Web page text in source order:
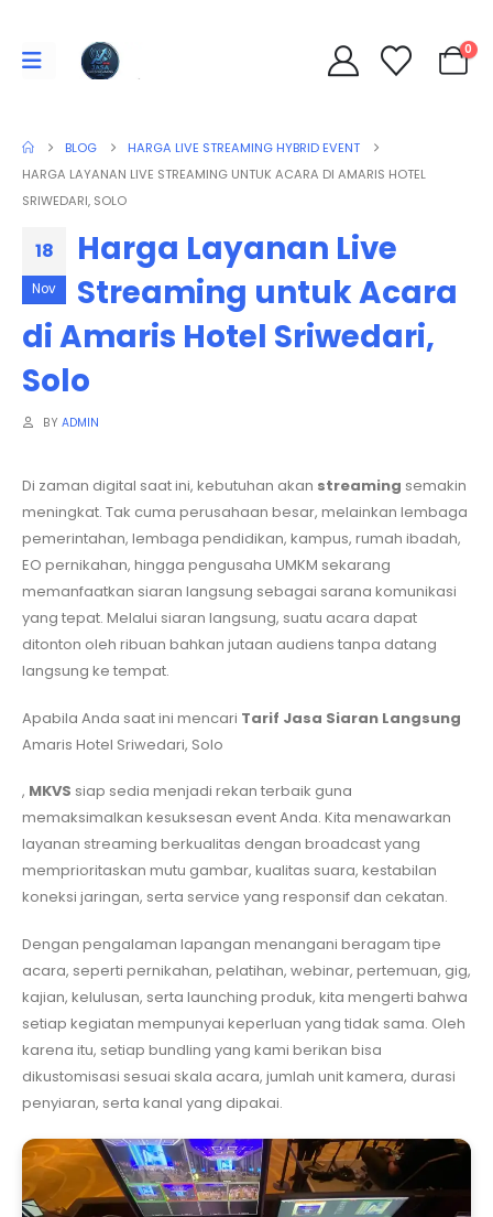
0
BLOG
HARGA LIVE STREAMING HYBRID EVENT
HARGA LAYANAN LIVE STREAMING UNTUK ACARA DI AMARIS HOTEL
SRIWEDARI, SOLO
18
Nov
Harga Layanan Live
Streaming untuk Acara
di Amaris Hotel Sriwedari,
Solo
BY ADMIN
Di zaman digital saat ini, kebutuhan akan streaming semakin
meningkat. Tak cuma perusahaan besar, melainkan lembaga
pemerintahan, lembaga pendidikan, kampus, rumah ibadah,
EO pernikahan, hingga pengusaha UMKM sekarang
memanfaatkan siaran langsung sebagai sarana komunikasi
yang tepat. Melalui siaran langsung, suatu acara dapat
ditonton oleh ribuan bahkan jutaan audiens tanpa datang
langsung ke tempat.
Apabila Anda saat ini mencari Tarif Jasa Siaran Langsung
Amaris Hotel Sriwedari, Solo
, MKVS siap sedia menjadi rekan terbaik guna
memaksimalkan kesuksesan event Anda. Kita menawarkan
layanan streaming berkualitas dengan broadcast yang
memprioritaskan mutu gambar, kualitas suara, kestabilan
koneksi jaringan, serta service yang responsif dan cekatan.
Dengan pengalaman lapangan menangani beragam tipe
acara, seperti pernikahan, pelatihan, webinar, pertemuan, gig,
kajian, kelulusan, serta launching produk, kita mengerti bahwa
setiap kegiatan mempunyai keperluan yang tidak sama. Oleh
karena itu, setiap bundling yang kami berikan bisa
dikustomisasi sesuai skala acara, jumlah unit kamera, durasi
penyiaran, serta kanal yang dipakai.